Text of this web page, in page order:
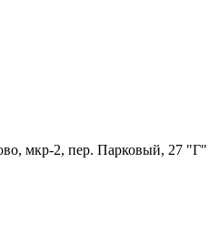
мкр-2, пер. Парковый, 27 "Г"